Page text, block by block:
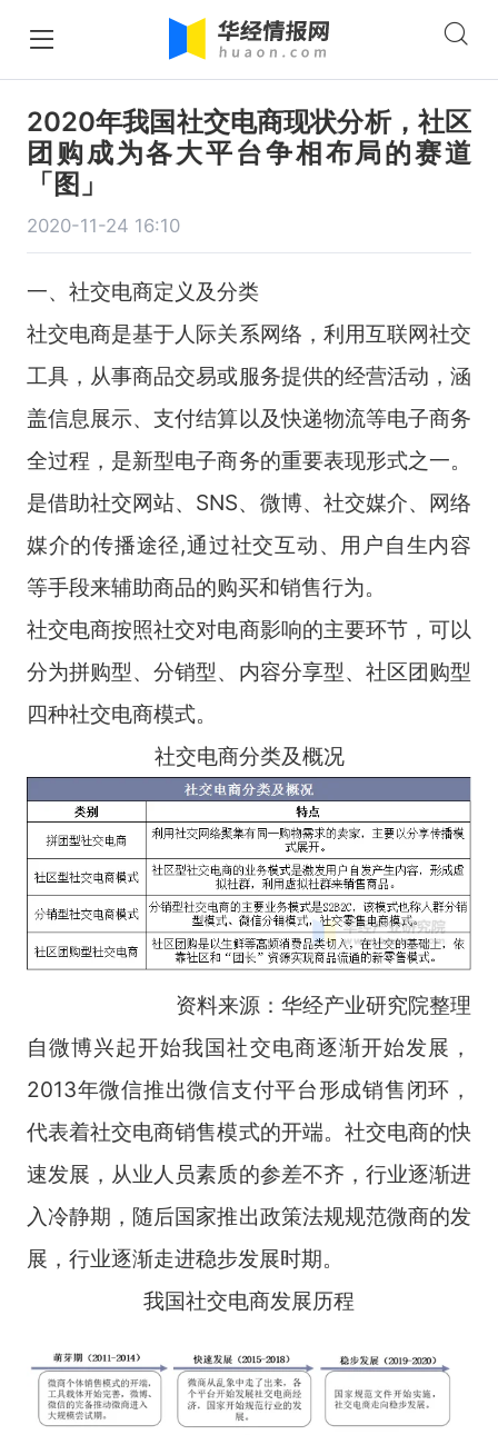
2020年我国社交电商现状分析，社区
团购成为各大平台争相布局的赛道
「图」
2020-11-24 16:10
一、社交电商定义及分类
社交电商是基于人际关系网络，利用互联网社交
工具，从事商品交易或服务提供的经营活动，涵
盖信息展示、支付结算以及快递物流等电子商务
全过程，是新型电子商务的重要表现形式之一。
是借助社交网站、SNS、微博、社交媒介、网络
媒介的传播途径,通过社交互动、用户自生内容
等手段来辅助商品的购买和销售行为。
社交电商按照社交对电商影响的主要环节，可以
分为拼购型、分销型、内容分享型、社区团购型
四种社交电商模式。
社交电商分类及概况
资料来源：华经产业研究院整理
自微博兴起开始我国社交电商逐渐开始发展，
2013年微信推出微信支付平台形成销售闭环，
代表着社交电商销售模式的开端。社交电商的快
速发展，从业人员素质的参差不齐，行业逐渐进
入冷静期，随后国家推出政策法规规范微商的发
展，行业逐渐走进稳步发展时期。
我国社交电商发展历程